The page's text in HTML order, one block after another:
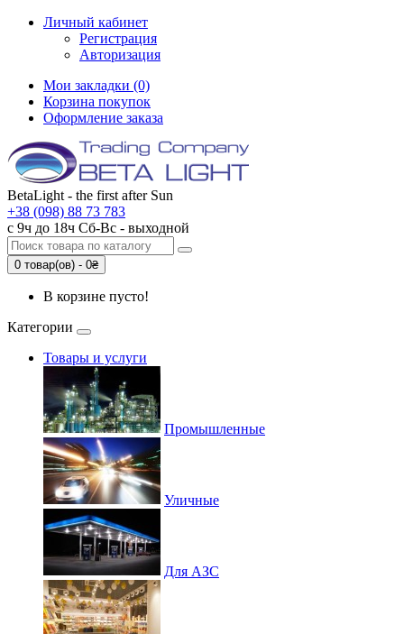
Личный кабинет
Регистрация
Авторизация
Мои закладки (0)
Корзина покупок
Оформление заказа
BetaLight - the first after Sun
+38 (098) 88 73 783
с 9ч до 18ч Сб-Вc - выходной
0 товар(ов) - 0₴
В корзине пусто!
Категории
Товары и услуги
Промышленные
Уличные
Для АЗС